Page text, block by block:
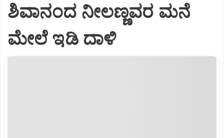
ಶಿವಾನಂದ ನೀಲಣ್ಣವರ ಮನೆ
ಮೇಲೆ ಇಡಿ‌ ದಾಳಿ